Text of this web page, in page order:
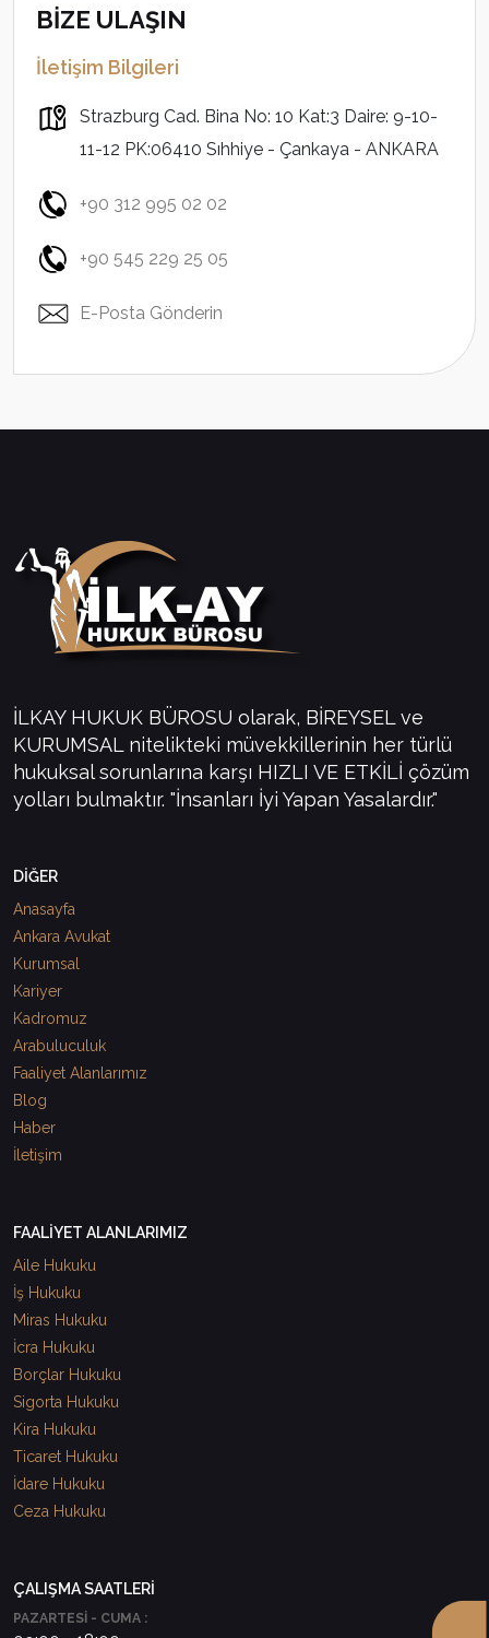
BİZE ULAŞIN
İletişim Bilgileri
Strazburg Cad. Bina No: 10 Kat:3 Daire: 9-10-
11-12 PK:06410 Sıhhiye - Çankaya - ANKARA
+90 312 995 02 02
+90 545 229 25 05
E-Posta Gönderin
İLKAY HUKUK BÜROSU olarak, BİREYSEL ve
KURUMSAL nitelikteki müvekkillerinin her türlü
hukuksal sorunlarına karşı HIZLI VE ETKİLİ çözüm
yolları bulmaktır. "İnsanları İyi Yapan Yasalardır."
DİĞER
Anasayfa
Ankara Avukat
Kurumsal
Kariyer
Kadromuz
Arabuluculuk
Faaliyet Alanlarımız
Blog
Haber
İletişim
FAALİYET ALANLARIMIZ
Aile Hukuku
İş Hukuku
Miras Hukuku
İcra Hukuku
Borçlar Hukuku
Sigorta Hukuku
Kira Hukuku
Ticaret Hukuku
İdare Hukuku
Ceza Hukuku
ÇALIŞMA SAATLERİ
PAZARTESİ - CUMA :